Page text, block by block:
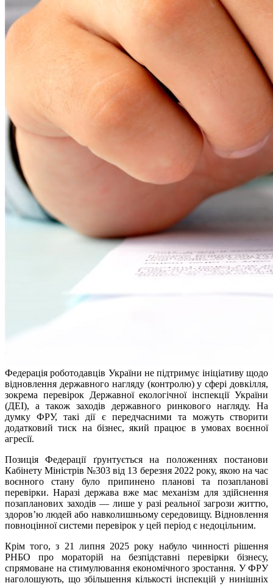
Федерація роботодавців України не підтримує ініціативу щодо
відновлення державного нагляду (контролю) у сфері довкілля,
зокрема перевірок Державної екологічної інспекції України
(ДЕІ), а також заходів державного ринкового нагляду. На
думку ФРУ, такі дії є передчасними та можуть створити
додатковий тиск на бізнес, який працює в умовах воєнної
агресії.
Позиція Федерації ґрунтується на положеннях постанови
Кабінету Міністрів №303 від 13 березня 2022 року, якою на час
воєнного стану було припинено планові та позапланові
перевірки. Наразі держава вже має механізм для здійснення
позапланових заходів — лише у разі реальної загрози життю,
здоров’ю людей або навколишньому середовищу. Відновлення
повноцінної системи перевірок у цей період є недоцільним.
Крім того, з 21 липня 2025 року набуло чинності рішення
РНБО про мораторій на безпідставні перевірки бізнесу,
спрямоване на стимулювання економічного зростання. У ФРУ
наголошують, що збільшення кількості інспекцій у нинішніх